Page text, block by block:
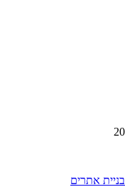
בניית אתרים